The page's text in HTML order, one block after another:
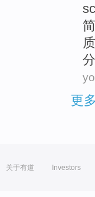
分
更
关于有道 Investors